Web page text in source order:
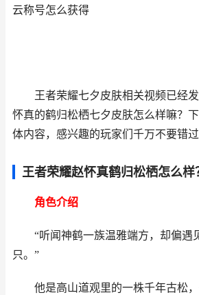
云称号怎么获得
王者荣耀七夕皮肤相关视频已经发
怀真的鹤归松栖七夕皮肤怎么样嘛？
体内容，感兴趣的玩家们千万不要错过
王者荣耀赵怀真鹤归松栖怎么样
角色介绍
“听闻神鹤一族温雅端方，却偏遇
只。”
他是高山道观里的一株千年古松，